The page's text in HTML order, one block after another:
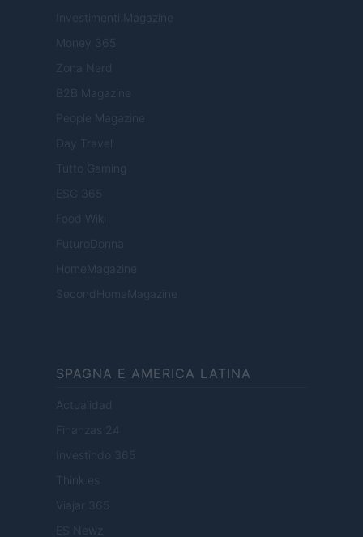
Investimenti Magazine
Money 365
Zona Nerd
B2B Magazine
People Magazine
Day Travel
Tutto Gaming
ESG 365
Food Wiki
FuturoDonna
HomeMagazine
SecondHomeMagazine
SPAGNA E AMERICA LATINA
Actualidad
Finanzas 24
Investindo 365
Think.es
Viajar 365
ES Newz